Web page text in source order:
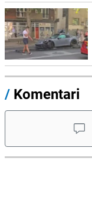
/ Komentari